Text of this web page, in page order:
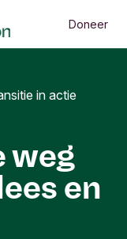
Doneer
in actie
weg
en